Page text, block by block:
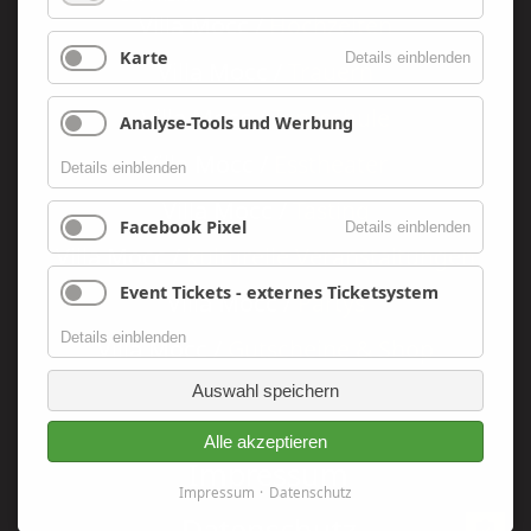
Villa Mocc /Hochzeiten
Villa Mocc /
Trauern
Villa Mocc /Tanzschule
Villa Mocc /
Villa Mocc /Tasting
Villa Mocc /kulturelle Veranstaltungen
Villa Mocc /Partys
Villa Mocc /Gutscheine & Shop
überspringen
Impressum
Karte Details einblenden
Analyse-Tools und Werbung
Details einblenden
Facebook Pixel Details einblenden
Event Tickets - externes Ticketsystem
Details einblenden
Auswahl speichern
Alle akzeptieren
Impressum Datenschutz